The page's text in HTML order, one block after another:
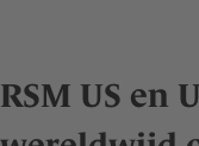
RSM US en